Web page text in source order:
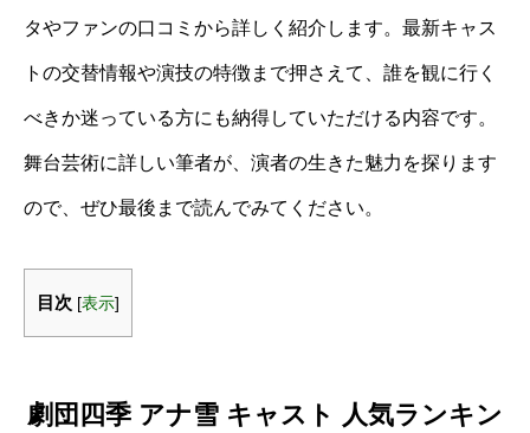
タやファンの口コミから詳しく紹介します。最新キャス
トの交替情報や演技の特徴まで押さえて、誰を観に行く
べきか迷っている方にも納得していただける内容です。
舞台芸術に詳しい筆者が、演者の生きた魅力を探ります
ので、ぜひ最後まで読んでみてください。
目次 [表示]
劇団四季 アナ雪 キャスト 人気ランキン